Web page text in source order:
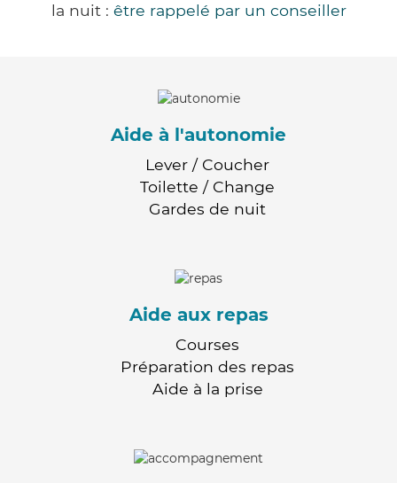
la nuit : être rappelé par un conseiller
Aide à l'autonomie
Lever / Coucher
Toilette / Change
Gardes de nuit
Aide aux repas
Courses
Préparation des repas
Aide à la prise